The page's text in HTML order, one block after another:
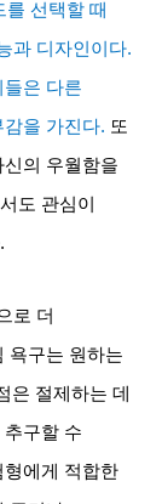
를 선택할 때
과 디자인이다.
은 다른
을 가진다. 또
의 우월함을
도 관심이
.
로 더
욕구는 원하는
은 절제하는 데
구할 수
에게 적합한